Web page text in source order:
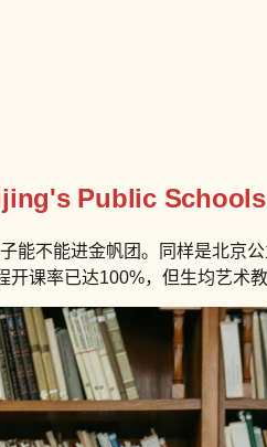
Public
能不能进金帆团。同样是北京
课率已达100%，但生均艺术